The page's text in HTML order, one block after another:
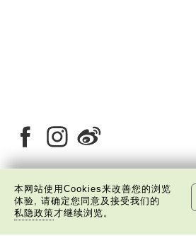
关于我们 版权告示 私隐政策声明
本网站使用Cookies来改善您的浏览
体验, 请确定您同意及接受我们的
私隐政策才继续浏览。